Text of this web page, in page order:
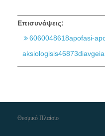
Επισυνάψεις:
6060048618apofasi-
Θεσμικό Πλαίσιο